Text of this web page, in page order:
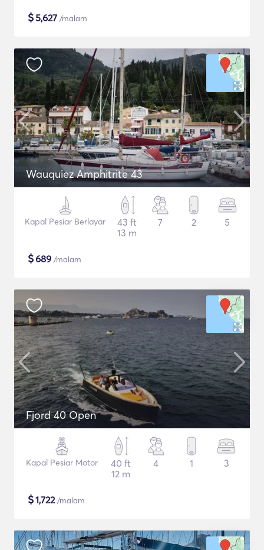
$5,627 /malam
Wauquiez Amphitrite 43
Kapal Pesiar Berlayar
43 ft
13 m
7 2 5
$689 /malam
Fjord 40 Open
Kapal Pesiar Motor
40 ft
12 m
4 1 3
$1,722/malam